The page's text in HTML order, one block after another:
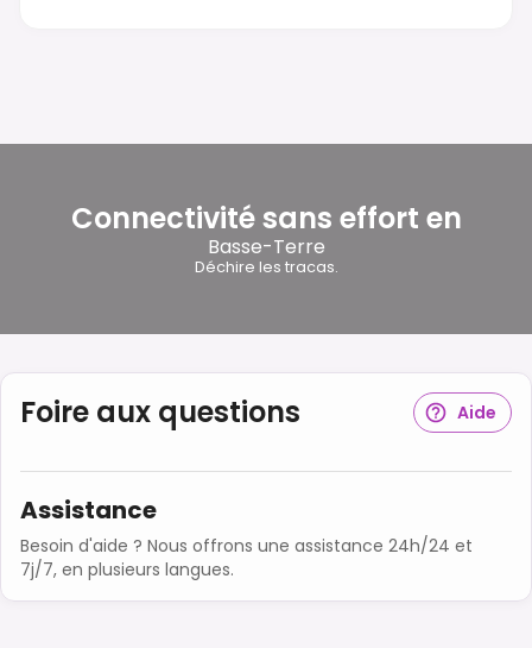
Connectivité sans effort en
Basse-Terre
Déchire les tracas.
Foire aux questions Aide
Assistance
Besoin d'aide ? Nous offrons une assistance 24h/24 et
7j/7, en plusieurs langues.